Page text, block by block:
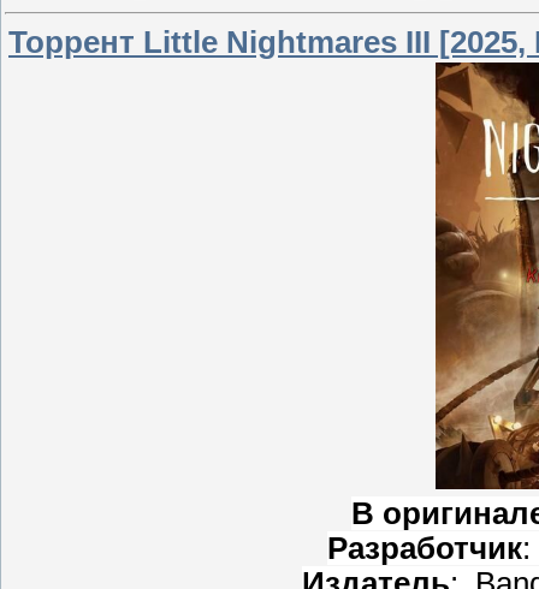
Торрент Little Nightmares III [2025,
В
Разработчик